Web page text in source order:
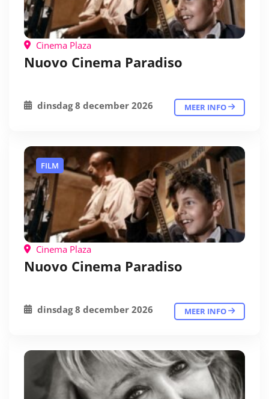
Cinema Plaza
Nuovo Cinema Paradiso
dinsdag 8 december 2026 MEER INFO
FILM
Cinema Plaza
Nuovo Cinema Paradiso
dinsdag 8 december 2026 MEER INFO